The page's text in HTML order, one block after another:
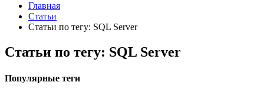
Главная
Статьи
Статьи по тегу: SQL Server
Статьи по тегу: SQL Server
Популярные теги